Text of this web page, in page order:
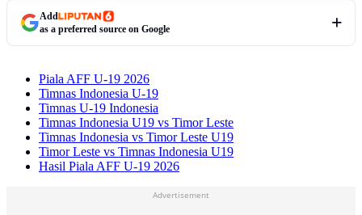
Add
as a preferred source on Google
Piala AFF U-19 2026
Timnas Indonesia U-19
Timnas U-19 Indonesia
Timnas Indonesia U19 vs Timor Leste
Timnas Indonesia vs Timor Leste U19
Timor Leste vs Timnas Indonesia U19
Hasil Piala AFF U-19 2026
Advertisement